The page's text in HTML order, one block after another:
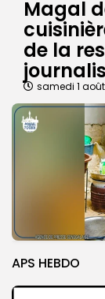
Magal
de la
samedi 1 août
APS HEBDO